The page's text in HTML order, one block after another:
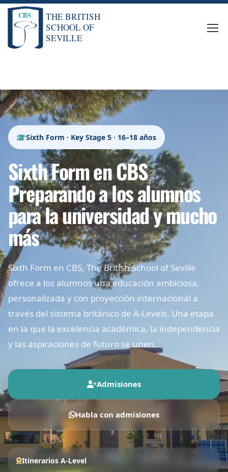
Sixth Form · Key Stage 5 · 16–18 años
Sixth Form en CBS
Preparando a los alumnos
para la universidad y mucho
más
Sixth Form en CBS, The British School of Seville
ofrece a los alumnos una educación ambiciosa,
personalizada y con proyección internacional a
través del sistema británico de A-Levels. Una etapa
en la que la excelencia académica, la independencia
y las aspiraciones de futuro se unen.
Admisiones
Habla con admisiones
Itinerarios A-Level